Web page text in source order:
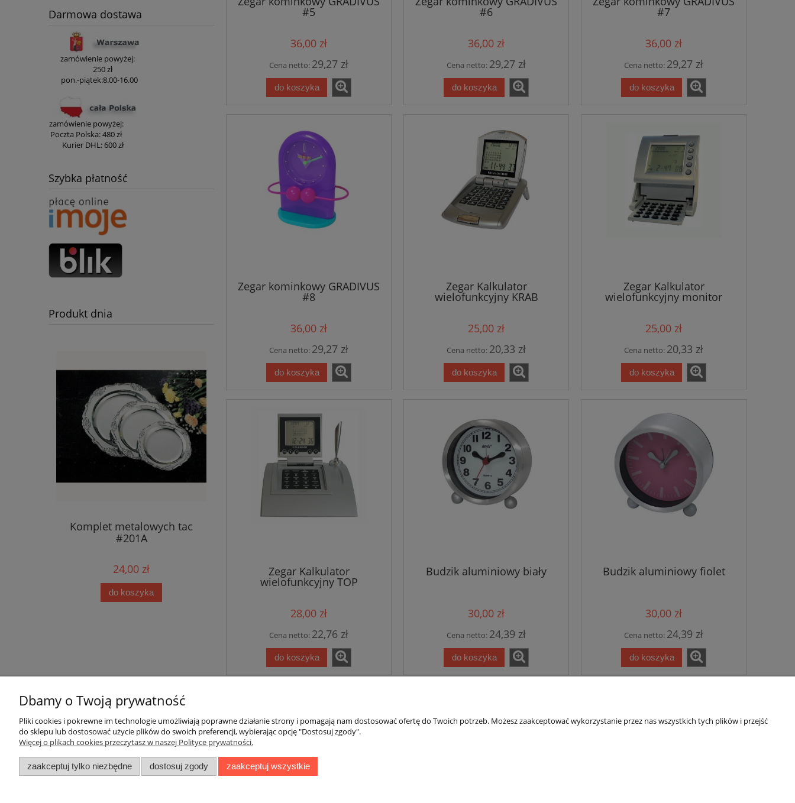
Darmowa dostawa
zamówienie powyżej:
250 zł
pon.-piątek:8.00-16.00
zamówienie powyżej:
Poczta Polska:480 zł
Kurier DHL:600 zł
Szybka płatność
Produkt dnia
Komplet metalowych tac
#201A
24,00 zł
do koszyka
#5
36,00 zł
Cena netto: 29,27 zł
do koszyka
#6
36,00 zł
Cena netto: 29,27 zł
do koszyka
#7
36,00 zł
Cena netto: 29,27 zł
do koszyka
Zegar kominkowy GRADIVUS
#8
36,00 zł
Cena netto: 29,27 zł
do koszyka
Zegar Kalkulator
wielofunkcyjny KRAB
25,00 zł
Cena netto: 20,33 zł
do koszyka
Zegar Kalkulator
wielofunkcyjny monitor
25,00 zł
Cena netto: 20,33 zł
do koszyka
Zegar Kalkulator
wielofunkcyjny TOP
28,00 zł
Cena netto: 22,76 zł
do koszyka
Budzik aluminiowy biały
30,00 zł
Cena netto: 24,39 zł
do koszyka
Budzik aluminiowy fiolet
30,00 zł
Cena netto: 24,39 zł
do koszyka
Instrukcje
Systemy mocowań
wskazówek
Dostawa i płatności
Jak kupować?
Dbamy o Twoją prywatność
Pliki cookies i pokrewne im technologie umożliwiają poprawne działanie strony i pomagają nam dostosować ofertę do Twoich potrzeb. Możesz zaakceptować wykorzystanie przez nas wszystkich tych plików i przejść
do sklepu lub dostosować użycie plików do swoich preferencji, wybierając opcję "Dostosuj zgody".
Więcej o plikach cookies przeczytasz w naszej Polityce prywatności.
zaakceptuj tylko niezbędne dostosuj zgody zaakceptuj wszystkie